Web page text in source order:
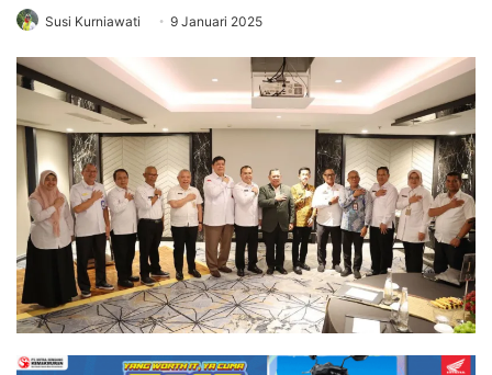
Susi Kurniawati 9 Januari 2025